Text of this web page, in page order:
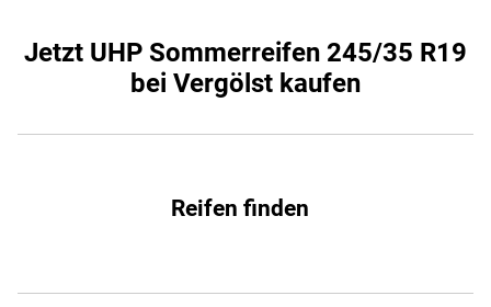
Jetzt UHP Sommerreifen 245/35 R19
bei Vergölst kaufen
Reifen finden